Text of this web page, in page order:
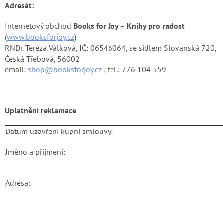
Adresát:
Internetový obchod Books for Joy – Knihy pro radost
(www.booksforjoy.cz)
RNDr. Tereza Válková, IČ: 06546064, se sídlem Slovanská 720,
Česká Třebová, 56002
email: shop@booksforjoy.cz ; tel.: 776 104 559
Uplatnění reklamace
Datum uzavření kupní smlouvy:
Jméno a příjmení:
Adresa: